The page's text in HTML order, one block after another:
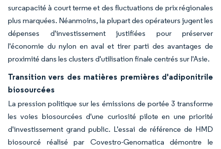
surcapacité à court terme et des fluctuations de prix régionales
plus marquées. Néanmoins, la plupart des opérateurs jugent les
dépenses d'investissement justifiées pour préserver
l'économie du nylon en aval et tirer parti des avantages de
proximité dans les clusters d'utilisation finale centrés sur l'Asie.
Transition vers des matières premières d'adiponitrile
biosourcées
La pression politique sur les émissions de portée 3 transforme
les voies biosourcées d'une curiosité pilote en une priorité
d'investissement grand public. L'essai de référence de HMD
biosourcé réalisé par Covestro-Genomatica démontre le